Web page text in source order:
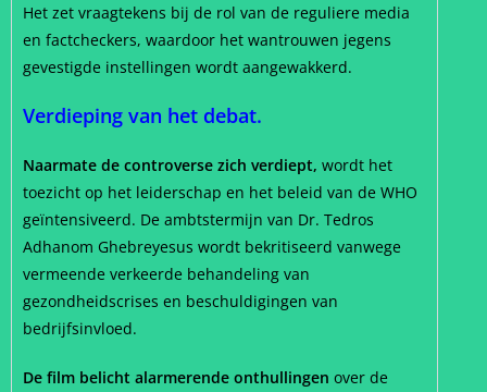
Het zet vraagtekens bij de rol van de reguliere media
en factcheckers, waardoor het wantrouwen jegens
gevestigde instellingen wordt aangewakkerd.
Verdieping van het debat.
Naarmate de controverse zich verdiept, wordt het
toezicht op het leiderschap en het beleid van de WHO
geïntensiveerd. De ambtstermijn van Dr. Tedros
Adhanom Ghebreyesus wordt bekritiseerd vanwege
vermeende verkeerde behandeling van
gezondheidscrises en beschuldigingen van
bedrijfsinvloed.
De film belicht alarmerende onthullingen over de